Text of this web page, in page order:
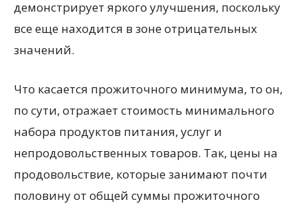
демонстрирует яркого улучшения, поскольку
все еще находится в зоне отрицательных
значений.
Что касается прожиточного минимума, то он,
по сути, отражает стоимость минимального
набора продуктов питания, услуг и
непродовольственных товаров. Так, цены на
продовольствие, которые занимают почти
половину от общей суммы прожиточного